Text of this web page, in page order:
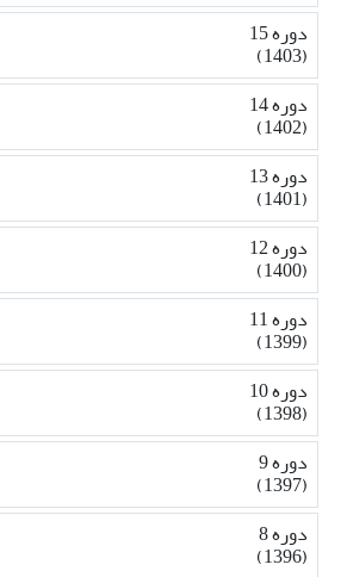
دوره 15
(1403)
دوره 14
(1402)
دوره 13
(1401)
دوره 12
(1400)
دوره 11
(1399)
دوره 10
(1398)
دوره 9
(1397)
دوره 8
(1396)